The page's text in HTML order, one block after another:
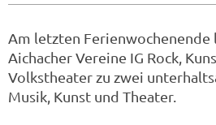
Am letzten Ferienwochenende
Aichacher Vereine IG Rock,
Volkstheater zu zwei
Musik, Kunst und Theater.